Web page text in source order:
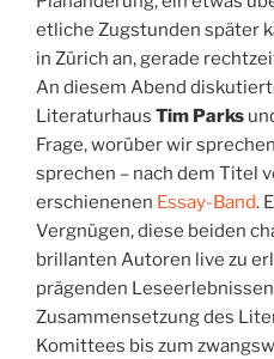
etliche Zugstunden später
in Zürich an, gerade
An diesem Abend
Literaturhaus Tim Parks
Frage, worüber wir
sprechen – nach dem Titel
erschienenen Essay-Band.
Vergnügen, diese beiden
brillanten Autoren live zu
prägenden
Zusammensetzung des
Komittees bis zum